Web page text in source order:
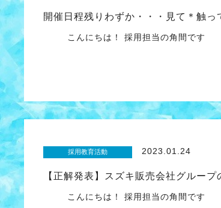
開催日程残りわずか・・・見て＊触っ
こんにちは！ 採用担当の角間です
採用教育活動 2023.01.24
【正解発表】スズキ販売会社グルー
こんにちは！ 採用担当の角間